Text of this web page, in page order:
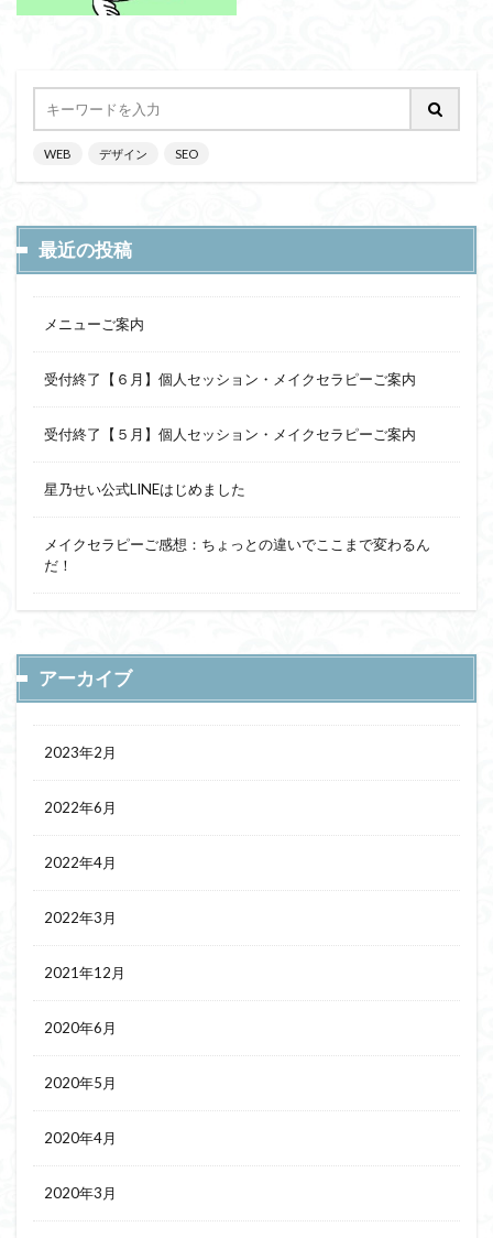
WEB デザイン SEO
最近の投稿
メニューご案内
受付終了【６月】個人セッション・メイクセラピーご案内
受付終了【５月】個人セッション・メイクセラピーご案内
星乃せい公式LINEはじめました
メイクセラピーご感想：ちょっとの違いでここまで変わるん
だ！
アーカイブ
2023年2月
2022年6月
2022年4月
2022年3月
2021年12月
2020年6月
2020年5月
2020年4月
2020年3月